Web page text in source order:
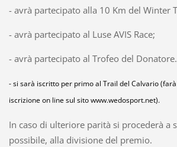
- avrà partecipato alla 10 Km del Winter
- avrà partecipato al Luse AVIS Race;
- avrà partecipato al Trofeo del Donatore.
- si sarà iscritto per primo al Trail del Calvario
iscrizione on line sul sito www.wedosport.net).
In caso di ulteriore parità si procederà a
possibile, alla divisione del premio.